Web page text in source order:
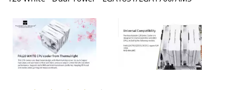
-
Dual-
Tower
-